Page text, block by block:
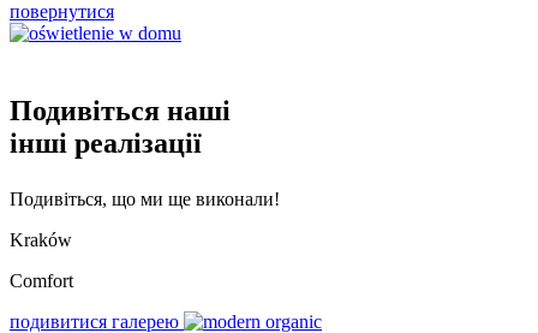
повернутися
Подивіться наші
інші реалізації
Подивіться, що ми ще виконали!
Kraków
Comfort
подивитися галерею